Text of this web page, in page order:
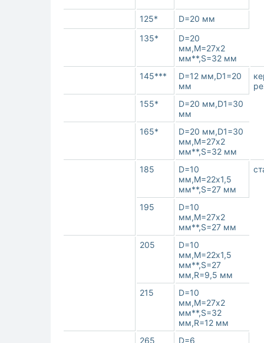
125*
D=20 мм
135*
D=20
мм,M=27х2
мм**,S=32 мм
145***
D=12 мм,D1=20
мм
155*
D=20 мм,D1=30
мм
165*
D=20 мм,D1=30
мм,M=27х2
мм**,S=32 мм
185
D=10
мм,M=22х1,5
мм**,S=27 мм
195
D=10
мм,M=27х2
мм**,S=27 мм
205
D=10
мм,M=22х1,5
мм**,S=27
мм,R=9,5 мм
215
D=10
мм,M=27х2
мм**,S=32
мм,R=12 мм
265
D=6